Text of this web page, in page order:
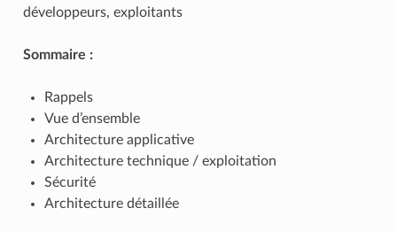
développeurs, exploitants
Sommaire :
Rappels
Vue d’ensemble
Architecture applicative
Architecture technique / exploitation
Sécurité
Architecture détaillée